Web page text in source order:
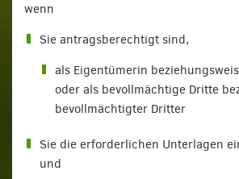
wenn
Sie antragsberechtigt sind,
als Eigentümerin
oder als bevollmächtige Dritte
bevollmächtigter Dritter
Sie die erforderlichen Unterlagen
und